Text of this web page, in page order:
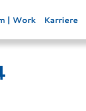
| Work Karriere